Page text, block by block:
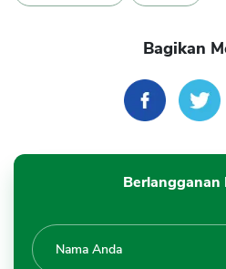
Bagikan
Berlangganan